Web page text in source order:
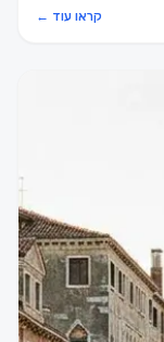
קראו עוד ←